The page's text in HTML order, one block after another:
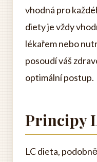
vhodná pro
diety je vždy
lékařem nebo
posoudí váš
optimální postup.
Principy
LC dieta,